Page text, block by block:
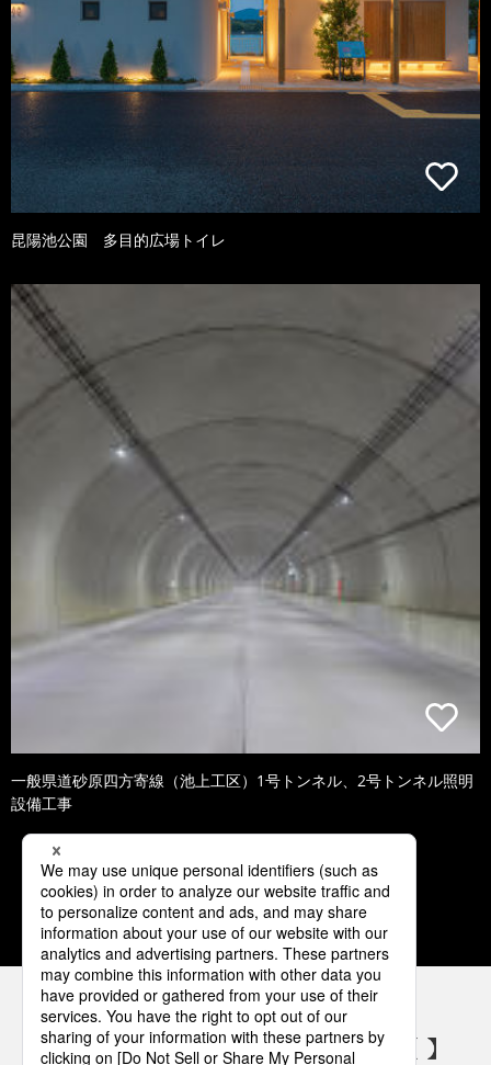
昆陽池公園 多目的広場トイレ
一般県道砂原四方寄線（池上工区）1号トンネル、2号トンネル照明
設備工事
1 2 3 4 5
パナソニックの電気設備 SNSアカウント